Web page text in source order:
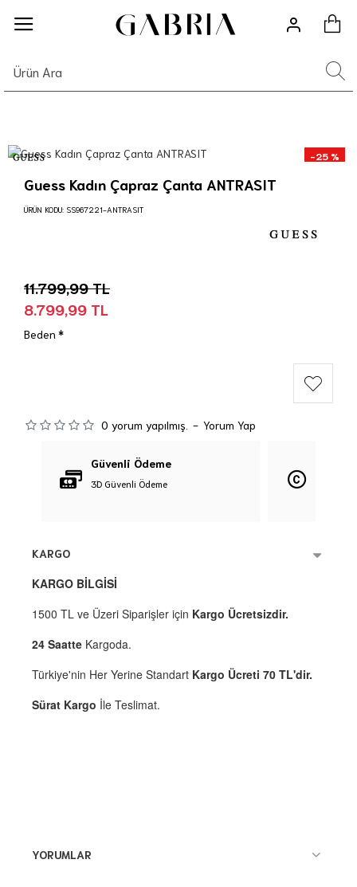
-25 %
Guess Kadın Çapraz Çanta ANTRASIT
0 yorum yapılmış. - Yorum Yap
8.799,99 TL
11.799,99 TL
ÜRÜN KODU: SS967221-ANTRASIT
Beden
Güvenli Ödeme
3D Güvenli Ödeme
KARGO
KARGO BİLGİSİ
1500 TL ve Üzeri Siparişler için Kargo Ücretsizdir.
24 Saatte Kargoda.
Türkiye'nin Her Yerine Standart Kargo Ücreti 70 TL'dir.
Sürat Kargo İle Teslimat.
YORUMLAR